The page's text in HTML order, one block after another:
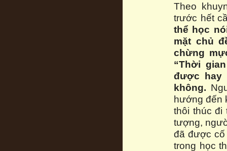
Theo
trước hết
thể học
mặt chủ
chừng
“Thời
được hay
không.
hướng đến
thôi thúc đi
tượng,
đã được cố
trong học